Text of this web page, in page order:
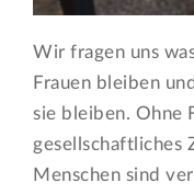
Wir fragen uns
Frauen bleiben
sie bleiben. Ohne
gesellschaftliches
Menschen sind